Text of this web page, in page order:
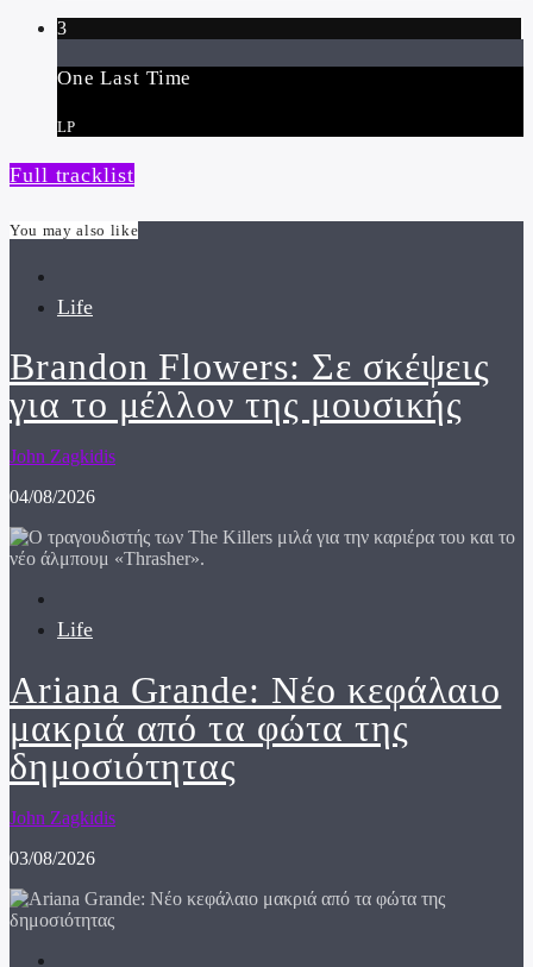
3
One Last Time
LP
Full tracklist
You may also like
Life
Brandon Flowers: Σε σκέψεις
για το μέλλον της μουσικής
John Zagkidis
04/08/2026
Life
Ariana Grande: Νέο κεφάλαιο
μακριά από τα φώτα της
δημοσιότητας
John Zagkidis
03/08/2026